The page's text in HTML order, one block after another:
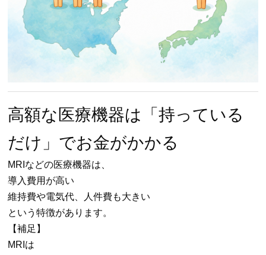
高額な医療機器は「持っている
だけ」でお金がかかる
MRIなどの医療機器は、
導入費用が高い
維持費や電気代、人件費も大きい
という特徴があります。
【補足】
MRIは